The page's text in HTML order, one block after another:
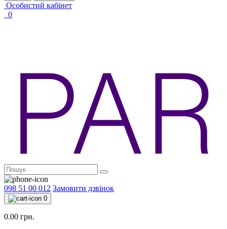
Особистий кабінет
0
098 51 00 012 Замовити дзвінок
0
0.00 грн.